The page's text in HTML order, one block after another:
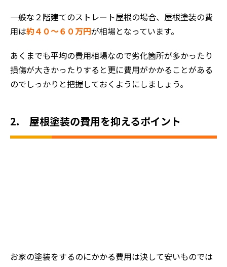
一般な２階建てのストレート屋根の場合、屋根塗装の費
用は約４０～６０万円が相場となっています。
あくまでも平均の費用相場なので劣化箇所が多かったり
損傷が大きかったりすると更に費用がかかることがある
のでしっかりと把握しておくようにしましょう。
2. 屋根塗装の費用を抑えるポイント
お家の塗装をするのにかかる費用は決して安いものでは